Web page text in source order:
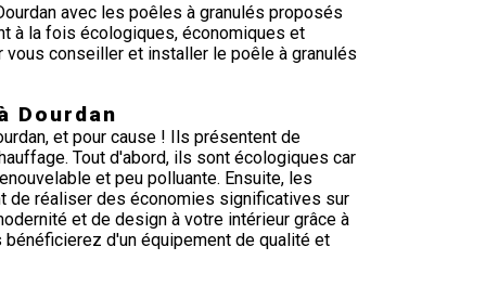
avec les poêles à granulés proposés
à la fois écologiques, économiques et
conseiller et installer le poêle à granulés
Dourdan
et pour cause ! Ils présentent de
Tout d'abord, ils sont écologiques car
et peu polluante. Ensuite, les
de réaliser des économies significatives sur
et de design à votre intérieur grâce à
d'un équipement de qualité et